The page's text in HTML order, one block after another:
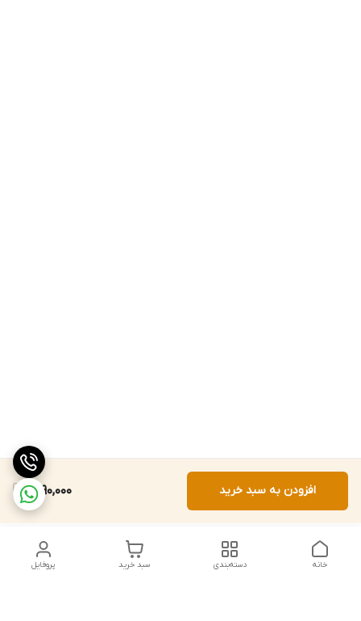
2,190,000 افزودن به سبد خرید
پروفایل سبد خرید دسته‌بندی خانه